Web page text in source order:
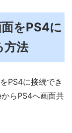
をPS4に
方法
PS4に接続でき
らPS4へ画面共